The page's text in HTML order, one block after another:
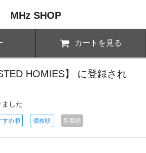
MHz SHOP
カートを見る
HOMIES】 に登録され
ました
すめ順 価格順 新着順